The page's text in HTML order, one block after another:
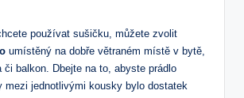
používat sušičku, můžete zvolit
umístěný na dobře větraném místě v bytě,
či balkon. Dbejte na to, abyste prádlo
mezi jednotlivými kousky bylo dostatek